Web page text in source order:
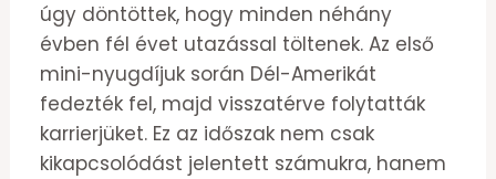
úgy döntöttek, hogy minden néhány
évben fél évet utazással töltenek. Az első
mini-nyugdíjuk során Dél-Amerikát
fedezték fel, majd visszatérve folytatták
karrierjüket. Ez az időszak nem csak
kikapcsolódást jelentett számukra, hanem